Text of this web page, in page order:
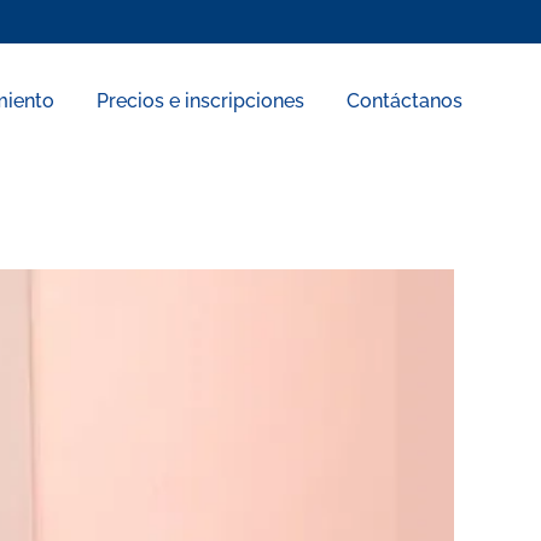
Precios e inscripciones Contáctanos